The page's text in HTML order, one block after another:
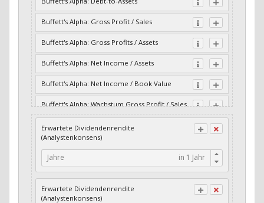
Buffett's Alpha: Gross Profit / Sales
Buffett's Alpha: Gross Profits / Assets
Buffett's Alpha: Net Income / Assets
Buffett's Alpha: Net Income / Book Value
Buffett's Alpha: Wachstum Gross Profit / Sales
Buffett's Alpha: Wachstum Residual Cash Flow
/ Assets
Buffett's Alpha: Wachstum Residual Gross
Profits / Assets
Income / Assets
Erwartete Dividendenrendite
(Analystenkonsens)
Jahre
Erwartete Dividendenrendite
(Analystenkonsens)